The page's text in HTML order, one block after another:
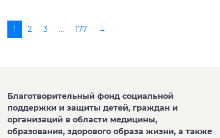
1 2 3 … 177 →
Благотворительный фонд социальной
поддержки и защиты детей, граждан и
организаций в области медицины,
образования, здорового образа жизни, а также